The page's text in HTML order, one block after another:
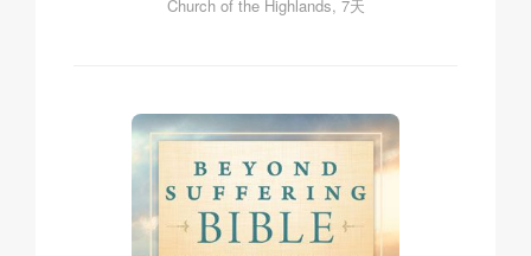
Church of the Highlands, 7天